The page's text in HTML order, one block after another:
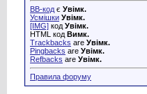
BB-код є Увімк.
Усмішки Увімк.
[IMG] код Увімк.
HTML код Вимк.
Trackbacks are Увімк.
Pingbacks are Увімк.
Refbacks are Увімк.
Правила форуму